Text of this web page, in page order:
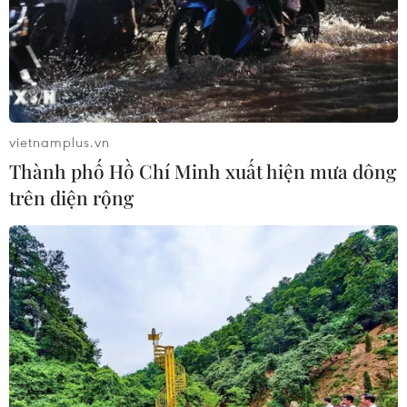
Xem thêm
Tổng Biên tập: TRẦN TIẾN DUẨN
Phó Tổng Biên tập: NGUYỄN THỊ TÁM, KHÚC THANH
THỦY
Sở hữu trí tuệ
Quy định sử dụng
RSS
Hỗ trợ
vietnamplus.vn
Thành phố Hồ Chí Minh xuất hiện mưa dông
trên diện rộng